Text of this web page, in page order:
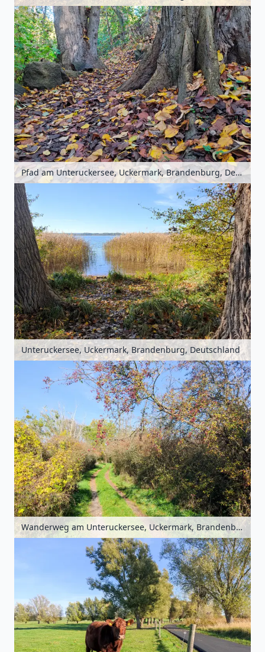
Pfad am Unteruckersee, Uckermark, Brandenburg, Deutschland
Unteruckersee, Uckermark, Brandenburg, Deutschland
Wanderweg am Unteruckersee, Uckermark, Brandenburg, Deutschland